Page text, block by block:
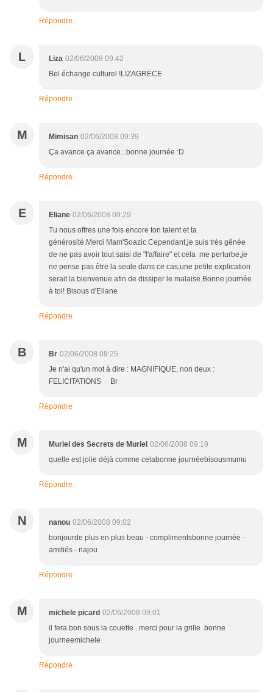
Répondre
L Liza 02/06/2008 09:42
Bel échange culturel !LIZAGRECE
Répondre
M Mimisan 02/06/2008 09:39
Ça avance ça avance...bonne journée :D
Répondre
E Eliane 02/06/2008 09:29
Tu nous offres une fois encore ton talent et ta
générosité.Merci Mam'Soazic.Cependant,je suis très gênée
de ne pas avoir tout saisi de "l'affaire" et cela me perturbe,je
ne pense pas être la seule dans ce cas;une petite explication
serait la bienvenue afin de dissiper le malaise.Bonne journée
à toi! Bisous d'Eliane
Répondre
B Br 02/06/2008 09:25
Je n'ai qu'un mot à dire : MAGNIFIQUE, non deux :
FELICITATIONS Br
Répondre
M Muriel des Secrets de Muriel 02/06/2008 09:19
quelle est jolie déjà comme celabonne journéebisousmumu
Répondre
N nanou 02/06/2008 09:02
bonjourde plus en plus beau - complimentsbonne journée -
amitiés - najou
Répondre
M michele picard 02/06/2008 09:01
il fera bon sous la couette . merci pour la grille .bonne
journeemichele
Répondre